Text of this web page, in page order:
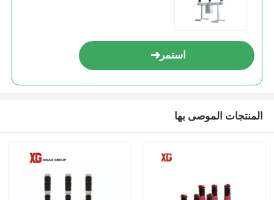
استمر
المنتجات الموصى بها